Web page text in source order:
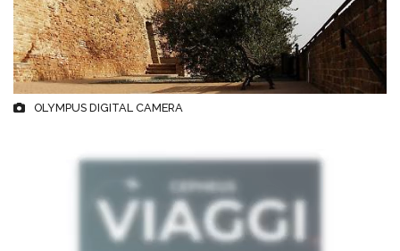
OLYMPUS DIGITAL CAMERA